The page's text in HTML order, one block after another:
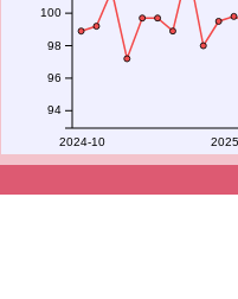
2024-10
94
96
98
100